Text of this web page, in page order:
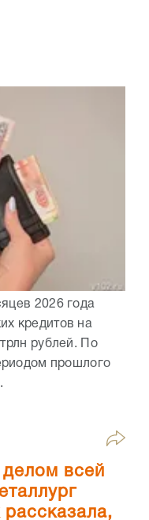
2026 года
кредитов на
рублей. По
прошлого
делом всей